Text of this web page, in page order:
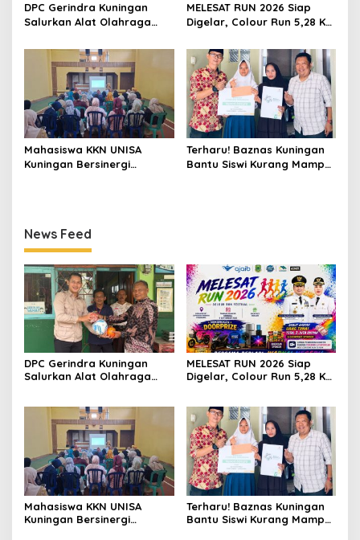
DPC Gerindra Kuningan
Salurkan Alat Olahraga
Garawangi, Dorong
Pembinaan Generasi Muda
MELESAT RUN 2026 Siap
Digelar, Colour Run 5,28 Km
dan Promosi Kuningan
Mahasiswa KKN UNISA
Kuningan Bersinergi
Terharu! Baznas Kuningan
Bantu Siswi Kurang Mampu
News Feed
DPC Gerindra Kuningan
Salurkan Alat Olahraga
Pembinaan Generasi Muda
MELESAT RUN 2026 Siap
Digelar, Colour Run 5,28 Km
Mahasiswa KKN UNISA
Kuningan Bersinergi
Terharu! Baznas Kuningan
Bantu Siswi Kurang Mampu